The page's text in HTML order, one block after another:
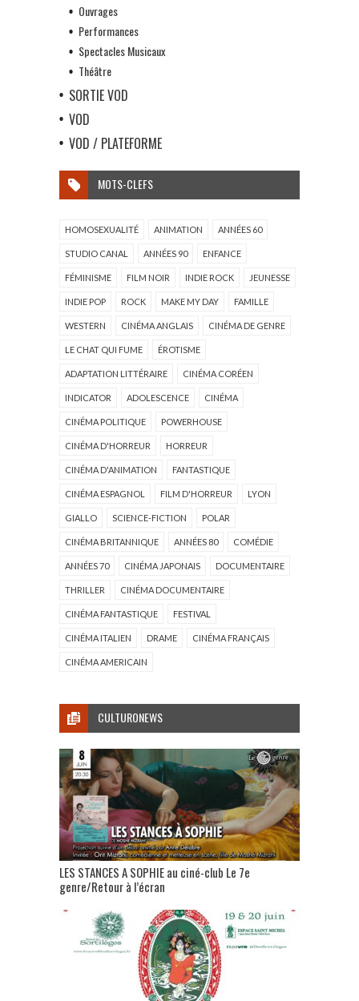
Ouvrages
Performances
Spectacles Musicaux
Théâtre
SORTIE VOD
VOD
VOD / PLATEFORME
MOTS-CLEFS
HOMOSEXUALITÉ ANIMATION ANNÉES 60
STUDIO CANAL ANNÉES 90 ENFANCE
FÉMINISME FILM NOIR INDIE ROCK JEUNESSE
INDIE POP ROCK MAKE MY DAY FAMILLE
WESTERN CINÉMA ANGLAIS CINÉMA DE GENRE
LE CHAT QUI FUME ÉROTISME
ADAPTATION LITTÉRAIRE CINÉMA CORÉEN
INDICATOR ADOLESCENCE CINÉMA
CINÉMA POLITIQUE POWERHOUSE
CINÉMA D'HORREUR HORREUR
CINÉMA D'ANIMATION FANTASTIQUE
CINÉMA ESPAGNOL FILM D'HORREUR LYON
GIALLO SCIENCE-FICTION POLAR
CINÉMA BRITANNIQUE ANNÉES 80 COMÉDIE
ANNÉES 70 CINÉMA JAPONAIS DOCUMENTAIRE
THRILLER CINÉMA DOCUMENTAIRE
CINÉMA FANTASTIQUE FESTIVAL
CINÉMA ITALIEN DRAME CINÉMA FRANÇAIS
CINÉMA AMERICAIN
CULTURONEWS
LES STANCES A SOPHIE au ciné-club Le 7e
genre/Retour à l’écran